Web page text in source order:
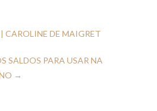
CAROLINE DE MAIGRET
SALDOS PARA USAR NA
→